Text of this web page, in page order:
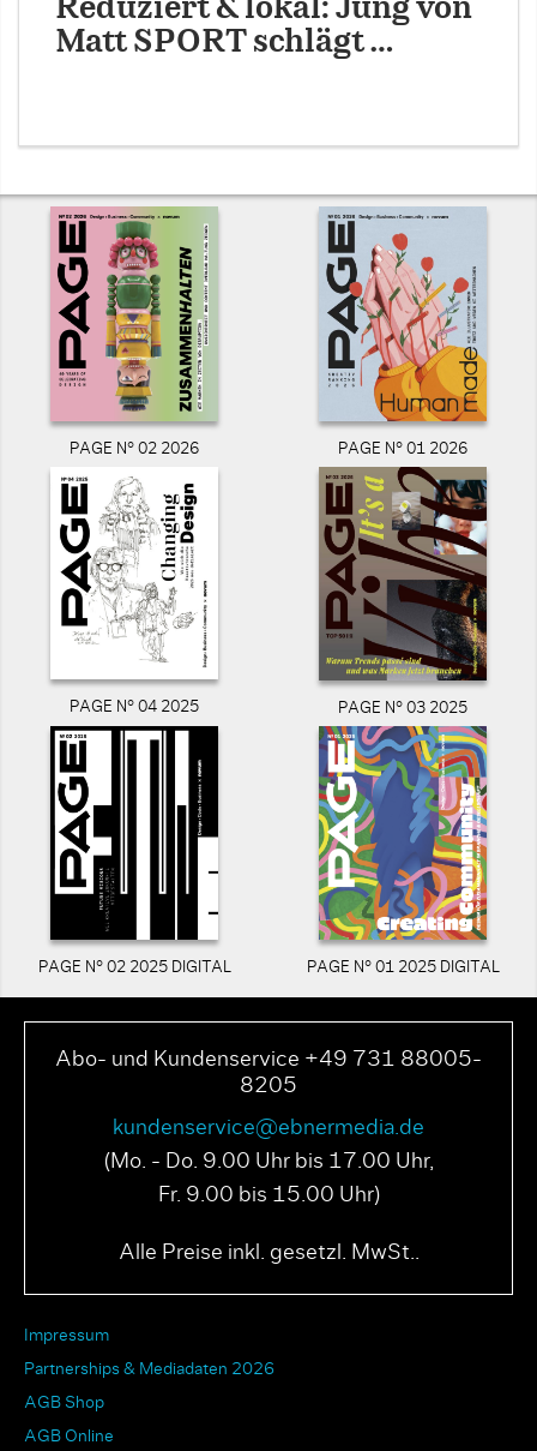
Reduziert & lokal: Jung von
Matt SPORT schlägt …
PAGE N° 02 2026 PAGE N° 01 2026
PAGE N° 04 2025 PAGE N° 03 2025
PAGE N° 02 2025 DIGITAL PAGE N° 01 2025 DIGITAL
Abo- und Kundenservice +49 731 88005-
8205
kundenservice@ebnermedia.de
(Mo. - Do. 9.00 Uhr bis 17.00 Uhr,
Fr. 9.00 bis 15.00 Uhr)
Alle Preise inkl. gesetzl. MwSt..
Impressum
Partnerships & Mediadaten 2026
AGB Shop
AGB Online